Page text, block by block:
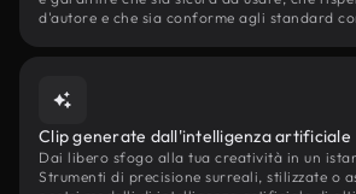
d'autore e che sia conforme agli standard
Clip generate dall'intelligenza artificiale
Dai libero sfogo alla tua creatività in un
Strumenti di precisione surreali, stilizzate o